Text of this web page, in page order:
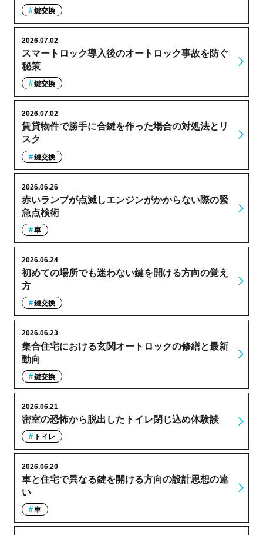
鍵交換
スマートロック導入後のオートロック事故を防ぐ
秘策
2026.07.02
鍵交換
賃貸物件で勝手に合鍵を作った場合の対処法とリ
スク
2026.07.02
鍵交換
赤いランプが点滅しエンジンがかからない際の緊
急点検術
2026.06.26
車
初めての場所でも迷わない鍵を開ける方向の覚え
方
2026.06.24
鍵交換
集合住宅における玄関オートロックの修繕と最新
動向
2026.06.23
鍵交換
密室の恐怖から脱出したトイレ閉じ込め体験談
2026.06.21
トイレ
車と住宅で異なる鍵を開ける方向の設計思想の違
い
2026.06.20
車